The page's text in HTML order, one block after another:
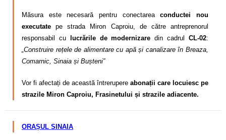
Măsura este necesară pentru conectareaconductei nou
executate pe strada Miron Caproiu, de către antreprenorul
responsabil cu
lucrările de modernizare din cadrulCL-02:
„Construire rețele de alimentare cu apă și canalizare în Breaza,
Comarnic, Sinaia și Bușteni”
Vor fi afectați de această întrerupere abonații care locuiesc pe
strazile Miron Caproiu, Frasinetului și strazile adiacente.
ORAȘUL SINAIA